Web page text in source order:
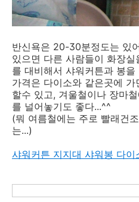
반신욕은 20-30분정도는 있
있으면 다른 사람들이 화장
를 대비해서 샤워커튼과 봉을
가격은 다이소와 같은곳에
할수 있고, 겨울철이나 장마
를 널어놓기도 좋다...^^
(뭐 여름철에는 주로 빨래건
는...)
샤워커튼 지지대 샤워봉 다이